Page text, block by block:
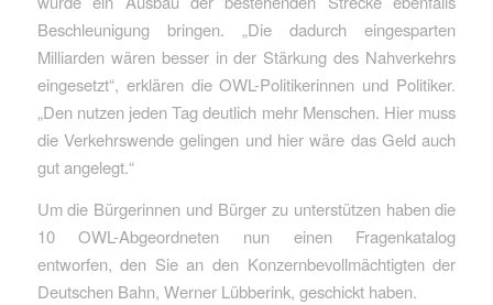
Beschleunigung bringen. „Die dadurch eingesparten
Milliarden wären besser in der Stärkung des Nahverkehrs
eingesetzt“, erklären die OWL-Politikerinnen und Politiker.
„Den nutzen jeden Tag deutlich mehr Menschen. Hier muss
die Verkehrswende gelingen und hier wäre das Geld auch
gut angelegt.“
Um die Bürgerinnen und Bürger zu unterstützen haben die
10 OWL-Abgeordneten nun einen Fragenkatalog
entworfen, den Sie an den Konzernbevollmächtigten der
Deutschen Bahn, Werner Lübberink, geschickt haben.